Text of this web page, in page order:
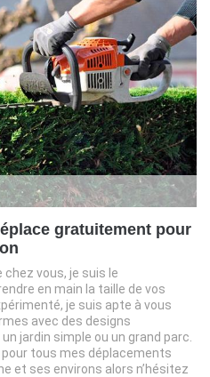
gratuitement pour
chez vous, je suis le
en main la taille de vos
je suis apte à vous
avec des designs
jardin simple ou un grand parc.
tous mes déplacements
et ses environs alors n’hésitez